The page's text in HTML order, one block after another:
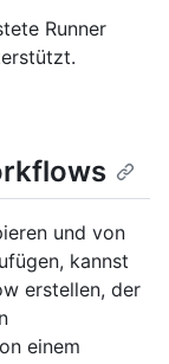
Runner
und von
kannst
erstellen, der
einem